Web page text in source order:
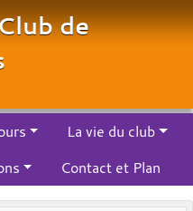
de
La vie du club
Contact et Plan